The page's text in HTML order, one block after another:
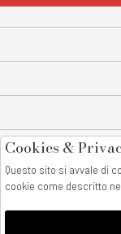
All rights reserved - ©
AnyAnyluxury srl -
castellammare di
Cookies &
Questo sito si avvale di
cookie come descritto